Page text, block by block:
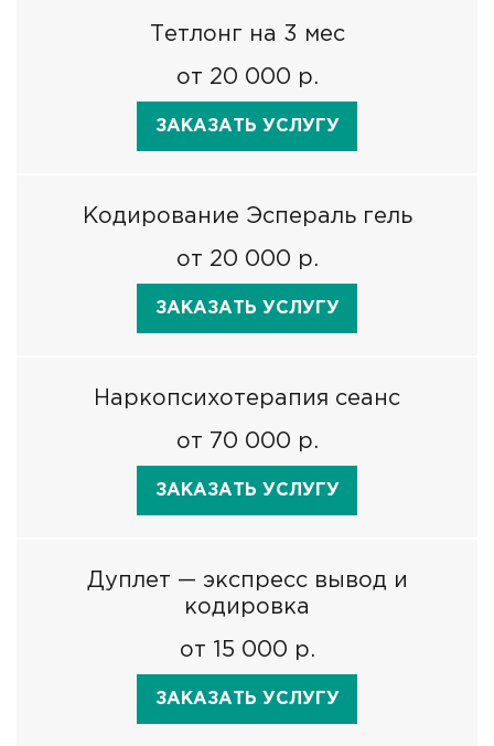
Тетлонг на 3 мес
от 20 000 р.
ЗАКАЗАТЬ УСЛУГУ
Кодирование Эспераль гель
от 20 000 р.
ЗАКАЗАТЬ УСЛУГУ
Наркопсихотерапия сеанс
от 70 000 р.
ЗАКАЗАТЬ УСЛУГУ
Дуплет — экспресс вывод и
кодировка
от 15 000 р.
ЗАКАЗАТЬ УСЛУГУ